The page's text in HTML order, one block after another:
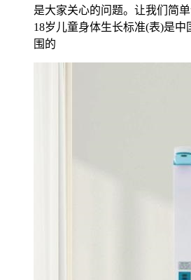
是大家关心的问题。让我们简
18岁儿童身体生长标准(表)是
围的